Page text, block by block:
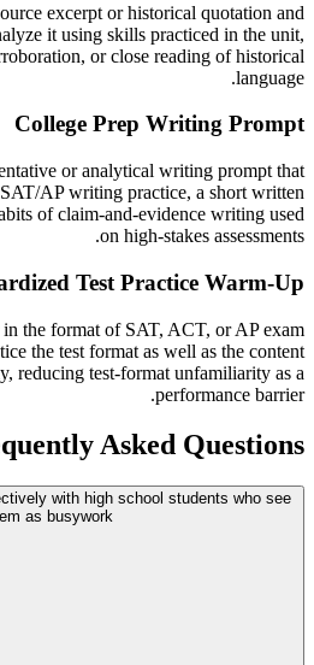
excerpt or historical quotation and
it using skills practiced in the unit,
or close reading of historical
language.
College Prep Writing Prompt
or analytical writing prompt that
AP writing practice, a short written
of claim-and-evidence writing used
on high-stakes assessments.
Test Practice Warm-Up
the format of SAT, ACT, or AP exam
the test format as well as the content
reducing test-format unfamiliarity as a
performance barrier.
Asked Questions
with high school students who see
as busywork?